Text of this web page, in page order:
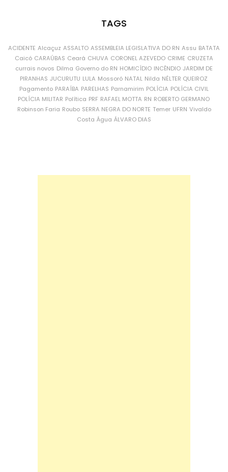
TAGS
ACIDENTE Alcaçuz ASSALTO ASSEMBLEIA LEGISLATIVA DO RN Assu BATATA
Caicó CARAÚBAS Ceará CHUVA CORONEL AZEVEDO CRIME CRUZETA
currais novos Dilma Governo do RN HOMICÍDIO INCÊNDIO JARDIM DE
PIRANHAS JUCURUTU LULA Mossoró NATAL Nilda NÉLTER QUEIROZ
Pagamento PARAÍBA PARELHAS Parnamirim POLÍCIA POLÍCIA CIVIL
POLÍCIA MILITAR Política PRF RAFAEL MOTTA RN ROBERTO GERMANO
Robinson Faria Roubo SERRA NEGRA DO NORTE Temer UFRN Vivaldo
Costa Água ÁLVARO DIAS